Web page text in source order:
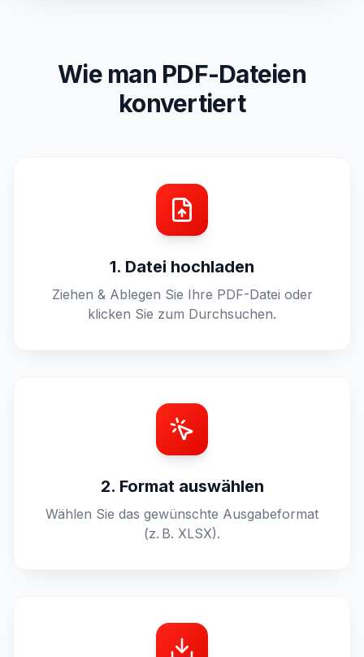
Wie man PDF-Dateien
konvertiert
1. Datei hochladen
Ziehen & Ablegen Sie Ihre PDF-Datei oder
klicken Sie zum Durchsuchen.
2. Format auswählen
Wählen Sie das gewünschte Ausgabeformat
(z. B. XLSX).